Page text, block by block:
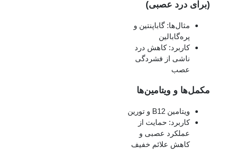
(برای درد عصبی)
مثال‌ها: گاباپنتین و
پره‌گابالین
کاربرد: کاهش درد
ناشی از فشردگی
عصب
مکمل‌ها و ویتامین‌ها
ویتامین B12 و تورین
کاربرد: حمایت از
عملکرد عصبی و
کاهش علائم خفیف